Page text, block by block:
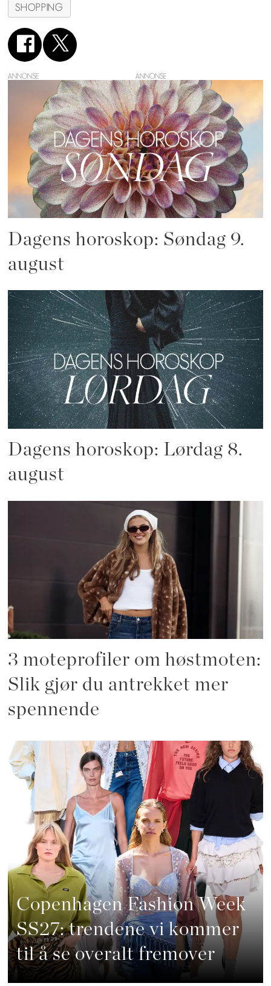
SHOPPING
ANNONSE
Dagens horoskop: Søndag 9.
august
Dagens horoskop: Lørdag 8.
august
3 moteprofiler om høstmoten:
Slik gjør du antrekket mer
spennende
Copenhagen Fashion Week
SS27: trendene vi kommer
til å se overalt fremover